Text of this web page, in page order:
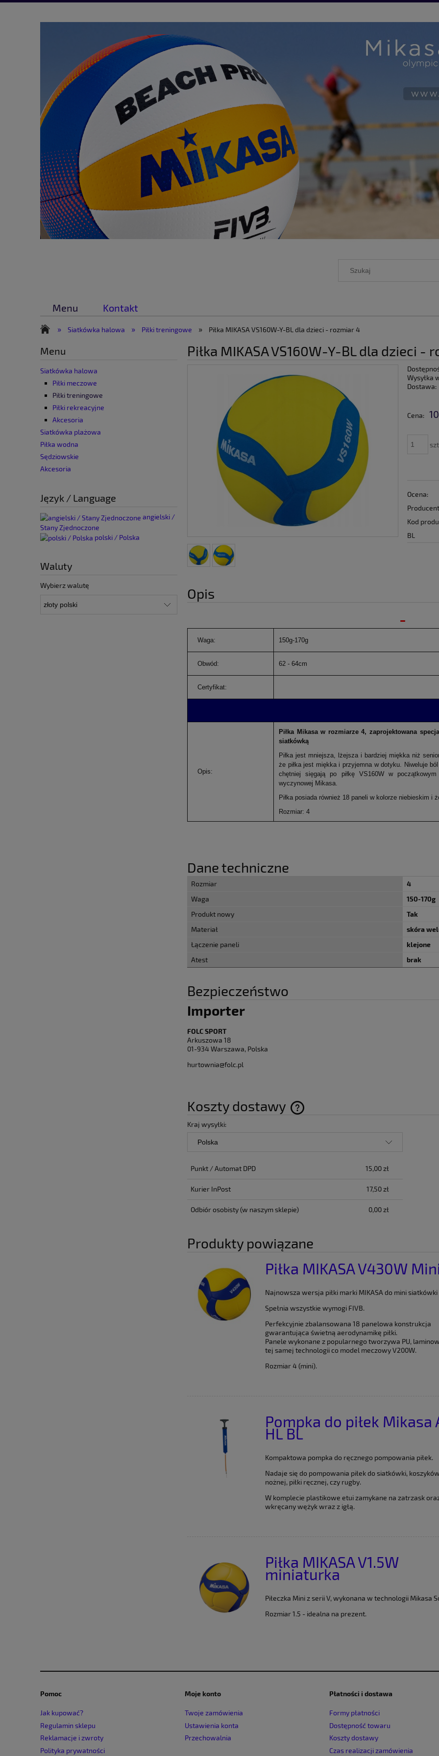
Menu Kontakt
» Siatkówka halowa » Piłki treningowe » Piłka MIKASA VS160W-Y-BL dla dzieci - rozmiar 4
Menu
Siatkówka halowa
Piłki meczowe
Piłki treningowe
Piłki rekreacyjne
Akcesoria
Siatkówka plażowa
Piłka wodna
Sędziowskie
Akcesoria
Język / Language
angielski /
Stany Zjednoczone
polski / Polska
Waluty
Wybierz walutę
Piłka MIKASA VS160W-Y-BL dla dzieci -
Wysyłka
Dostawa:
Cena:
Ocena:
Kod
BL
Opis
Waga: 150g-170g
Obwód: 62 - 64cm
Certyfikat:
Opis:
Piłka Mikasa w rozmiarze 4, zaprojektowana
siatkówką
Piłka jest mniejsza, lżejsza i bardziej miękka niż
że piłka jest miękka i przyjemna w dotyku. Niweluje
chętniej sięgają po piłkę VS160W w
wyczynowej Mikasa.
Piłka posiada również 18 paneli w kolorze niebieskim i
Rozmiar: 4
Dane techniczne
Rozmiar
4
Waga
150-170g
Produkt nowy
Tak
Materiał
skóra
Łączenie paneli
klejone
Atest
brak
Bezpieczeństwo
Importer
FOLC SPORT
Arkuszowa 18
01-934 Warszawa, Polska
hurtownia@folc.pl
Koszty dostawy
Kraj wysyłki:
Punkt / Automat DPD 15,00 zł
Kurier InPost 17,50 zł
Odbiór osobisty(w naszym sklepie) 0,00 zł
Produkty powiązane
Piłka MIKASA V430W
Najnowsza wersja piłki marki MIKASA do mini siatkówki
Spełnia wszystkie wymogi FIVB.
Perfekcyjnie zbalansowana 18 panelowa konstrukcja
gwarantująca świetną aerodynamikę piłki.
Panele wykonane z popularnego tworzywa PU,
tej samej technologii co model meczowy V200W.
Rozmiar 4 (mini).
Pompka do piłek Mikasa
HL BL
Kompaktowa pompka do ręcznego pompowania piłek.
Nadaje się do pompowania piłek do siatkówki,
nożnej, piłki ręcznej, czy rugby.
W komplecie plastikowe etui zamykane na zatrzask
wkręcany wężyk wraz z igłą.
Piłka MIKASA V1.5W
miniaturka
Piłeczka Mini z serii V, wykonana w technologii Mikasa
Rozmiar 1.5 - idealna na prezent.
Pomoc
Jak kupować?
Regulamin sklepu
Reklamacje i zwroty
Polityka prywatności
Moje konto
Twoje zamówienia
Ustawienia konta
Przechowalnia
Płatności i dostawa
Formy płatności
Dostępność towaru
Koszty dostawy
Czas realizacji zamówienia